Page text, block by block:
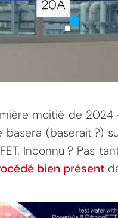
moitié de
(baserait ?)
Inconnu ? Pas
bien présent